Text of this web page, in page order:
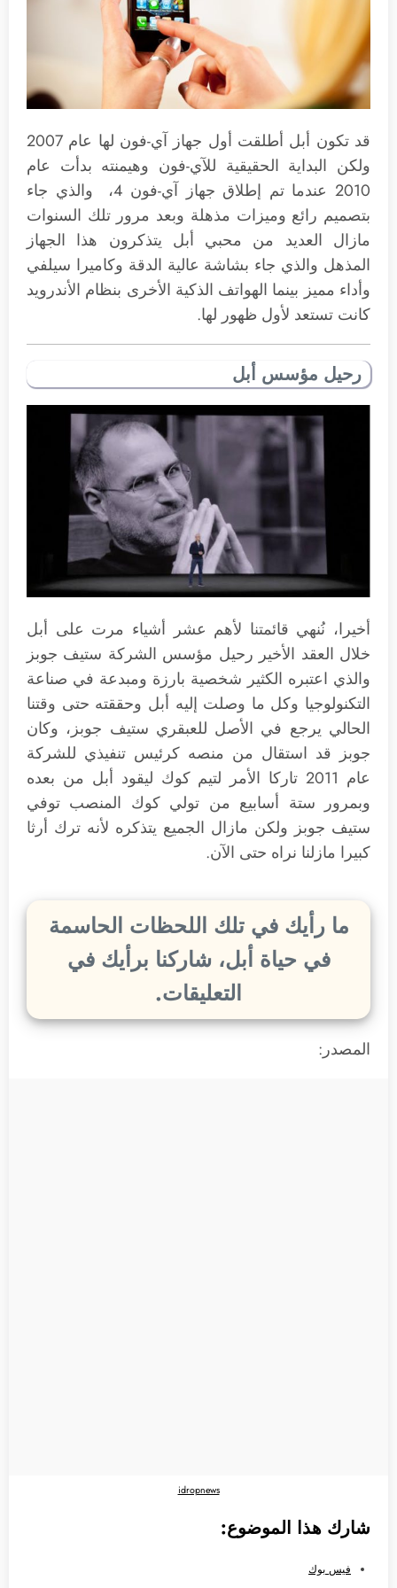
قد تكون أبل أطلقت أول جهاز آي-فون لها عام 2007
ولكن البداية الحقيقية للآي-فون وهيمنته بدأت عام
2010 عندما تم إطلاق جهاز آي-فون 4، والذي جاء
بتصميم رائع وميزات مذهلة وبعد مرور تلك السنوات
مازال العديد من محبي أبل يتذكرون هذا الجهاز
المذهل والذي جاء بشاشة عالية الدقة وكاميرا سيلفي
وأداء مميز بينما الهواتف الذكية الأخرى بنظام الأندرويد
كانت تستعد لأول ظهور لها.
رحيل مؤسس أبل
أخيرا، نُنهي قائمتنا لأهم عشر أشياء مرت على أبل
خلال العقد الأخير رحيل مؤسس الشركة ستيف جوبز
والذي اعتبره الكثير شخصية بارزة ومبدعة في صناعة
التكنولوجيا وكل ما وصلت إليه أبل وحققته حتى وقتنا
الحالي يرجع في الأصل للعبقري ستيف جوبز، وكان
جوبز قد استقال من منصه كرئيس تنفيذي للشركة
عام 2011 تاركا الأمر لتيم كوك ليقود أبل من بعده
وبمرور ستة أسابيع من تولي كوك المنصب توفي
ستيف جوبز ولكن مازال الجميع يتذكره لأنه ترك أرثا
كبيرا مازلنا نراه حتى الآن.
ما رأيك في تلك اللحظات الحاسمة
في حياة أبل، شاركنا برأيك في
التعليقات.
المصدر:
idropnews
شارك هذا الموضوع:
فيس بوك